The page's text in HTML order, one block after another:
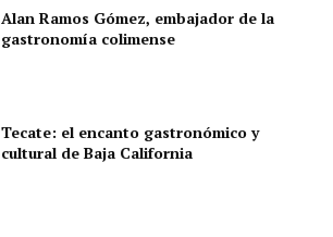
Alan Ramos Gómez, embajador de la
gastronomía colimense
Tecate: el encanto gastronómico y
cultural de Baja California